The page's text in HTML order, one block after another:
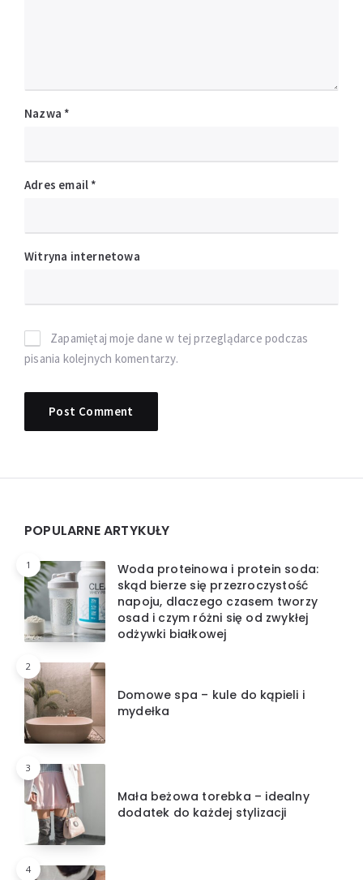
Nazwa *
Adres email *
Witryna internetowa
Zapamiętaj moje dane w tej przeglądarce podczas
pisania kolejnych komentarzy.
Widgets
POPULARNE ARTYKUŁY
1
Woda proteinowa i protein soda:
skąd bierze się przezroczystość
napoju, dlaczego czasem tworzy
osad i czym różni się od zwykłej
odżywki białkowej
2
Domowe spa – kule do kąpieli i
mydełka
3
Mała beżowa torebka – idealny
dodatek do każdej stylizacji
4